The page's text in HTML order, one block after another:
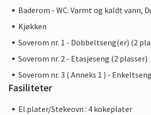
Baderom - WC: Varmt og kaldt vann,
Kjøkken
Soverom nr. 1 - Dobbeltseng(er) (2
Soverom nr. 2 - Etasjeseng (2 plasser)
Soverom nr. 3 ( Anneks 1 ) -
Fasiliteter
El.plater/Stekeovn : 4 kokeplater